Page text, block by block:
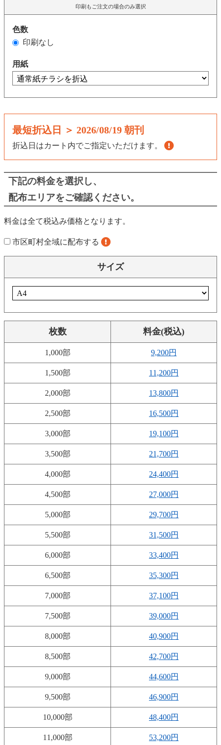
印刷もご注文の場合のみ選択
色数
印刷なし
用紙
最短折込日 ＞ 2026/08/19 朝刊
折込日はカート内でご指定いただけます。
下記の料金を選択し、
配布エリアをご確認ください。
料金は全て税込み価格となります。
市区町村全域に配布する
サイズ
枚数 料金(税込)
1,000部 9,200円
1,500部 11,200円
2,000部 13,800円
2,500部 16,500円
3,000部 19,100円
3,500部 21,700円
4,000部 24,400円
4,500部 27,000円
5,000部 29,700円
5,500部 31,500円
6,000部 33,400円
6,500部 35,300円
7,000部 37,100円
7,500部 39,000円
8,000部 40,900円
8,500部 42,700円
9,000部 44,600円
9,500部 46,900円
10,000部 48,400円
11,000部 53,200円